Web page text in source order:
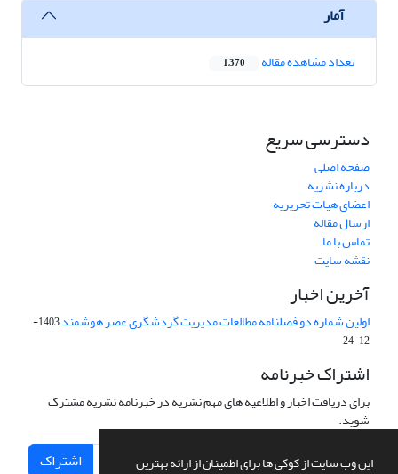
این وب سایت از کوکی ها برای اطمینان از ارائه بهترین
آمار
تعداد مشاهده مقاله 1,370
دسترسی سریع
صفحه اصلی
درباره نشریه
اعضای هیات تحریریه
ارسال مقاله
تماس با ما
نقشه سایت
آخرین اخبار
اولین شماره دو فصلنامه مطالعات مدیریت گردشگری عصر هوشمند
1403-
12-24
اشتراک خبرنامه
برای دریافت اخبار و اطلاعیه های مهم نشریه در خبرنامه نشریه مشترک
شوید.
اشتراک